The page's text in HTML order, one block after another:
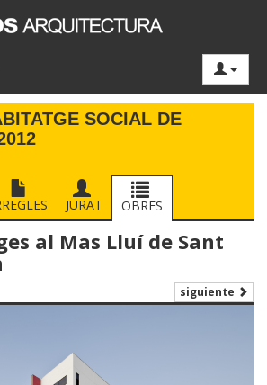
SOCIAL DE
JURAT OBRES
al Mas Lluí de Sant
siguiente